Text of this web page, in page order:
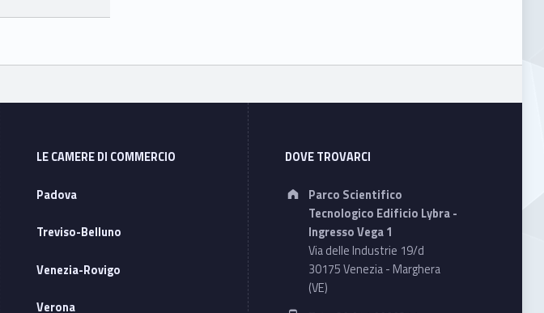
LE CAMERE DI COMMERCIO
Padova
Treviso-Belluno
Venezia-Rovigo
Verona
DOVE TROVARCI
Address:
Parco Scientifico
Tecnologico Edificio Lybra -
Ingresso Vega 1
Via delle Industrie 19/d
30175 Venezia - Marghera
(VE)